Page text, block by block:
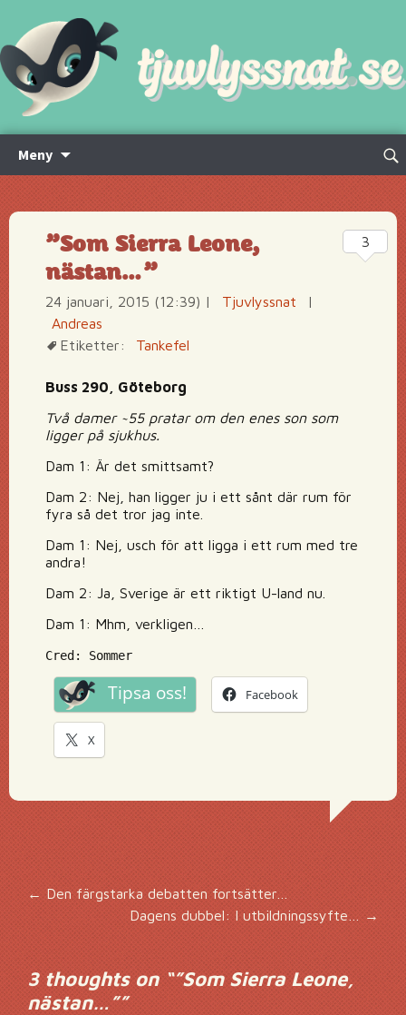
Meny
innehåll
Sök
”Som Sierra Leone,
nästan…”
24 januari, 2015 (12:39) | Tjuvlyssnat
|
Andreas
Etiketter:
Tankefel
Buss 290, Göteborg
Två damer ~55 pratar om den enes son som
ligger på sjukhus.
Dam 1: Är det smittsamt?
Dam 2: Nej, han ligger ju i ett sånt där rum för
fyra så det tror jag inte.
Dam 1: Nej, usch för att ligga i ett rum med tre
andra!
Dam 2: Ja, Sverige är ett riktigt U-land nu.
Dam 1: Mhm, verkligen…
Cred: Sommer
Tipsa oss! Facebook
X
3
Inläggsnavigering
← Den färgstarka debatten fortsätter…
Dagens dubbel: I utbildningssyfte…→
3 thoughts on “”Som Sierra Leone,
nästan…””